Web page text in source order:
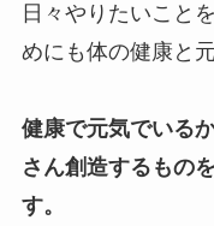
日々やりたいこと
めにも体の健康と
健康で元気でいる
さん創造するもの
す。